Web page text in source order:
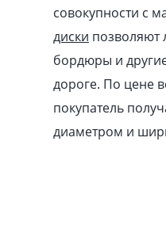
совокупности с
диски позволяют
бордюры и
дороге. По цене
покупатель
диаметром и